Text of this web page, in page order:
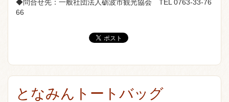
◆問合せ先：一般社団法人砺波市観光協会 TEL 0763-33-76
66
となみんトートバッグ